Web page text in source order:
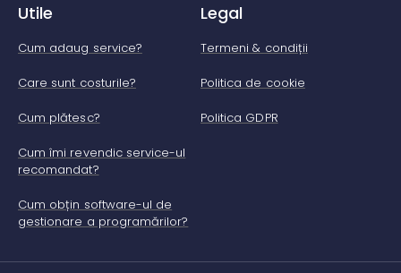
Utile
Cum adaug service?
Care sunt costurile?
Cum plătesc?
Cum îmi revendic service-ul
recomandat?
Cum obțin software-ul de
gestionare a programărilor?
Legal
Termeni & condiții
Politica de cookie
Politica GDPR